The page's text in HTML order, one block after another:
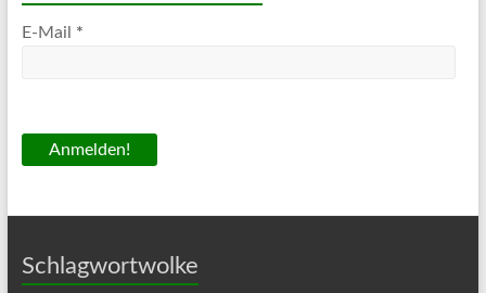
E-Mail *
Schlagwortwolke